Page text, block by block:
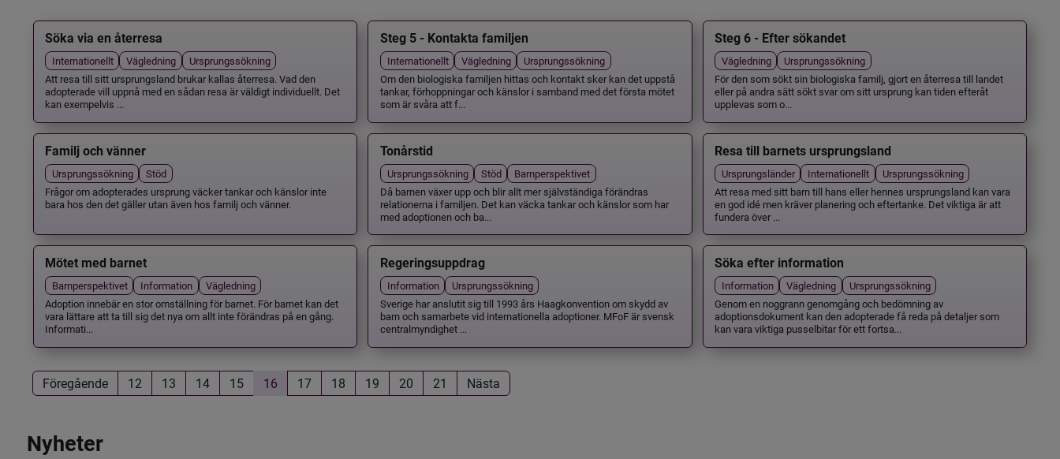
Söka via en återresa
Internationellt Vägledning
Ursprungssökning
Att resa till sitt ursprungsland brukar kallas återresa. Vad den
adopterade vill uppnå med en sådan resa är väldigt individuellt. Det
kan exempelvis ...
Steg 5 - Kontakta familjen
Internationellt Vägledning
Ursprungssökning
Om den biologiska familjen hittas och kontakt sker kan det uppstå
tankar, förhoppningar och känslor i samband med det första mötet
som är svåra att f...
Steg 6 - Efter sökandet
Vägledning
Ursprungssökning
För den som sökt sin biologiska familj, gjort en återresa till landet
eller på andra sätt sökt svar om sitt ursprung kan tiden efteråt
upplevas som o...
Familj och vänner
Ursprungssökning
Stöd
Frågor om adopterades ursprung väcker tankar och känslor inte
bara hos den det gäller utan även hos familj och vänner.
Tonårstid
Ursprungssökning Stöd
Barnperspektivet
Då barnen växer upp och blir allt mer självständiga förändras
relationerna i familjen. Det kan väcka tankar och känslor som har
med adoptionen och ba...
Resa till barnets ursprungsland
Ursprungsländer Internationellt
Ursprungssökning
Att resa med sitt barn till hans eller hennes ursprungsland kan vara
en god idé men kräver planering och eftertanke. Det viktiga är att
fundera över ...
Mötet med barnet
Barnperspektivet Information
Vägledning
Adoption innebär en stor omställning för barnet. För barnet kan det
vara lättare att ta till sig det nya om allt inte förändras på en gång.
Informati...
Regeringsuppdrag
Information
Ursprungssökning
Sverige har anslutit sig till 1993 års Haagkonvention om skydd av
barn och samarbete vid internationella adoptioner. MFoF är svensk
centralmyndighet ...
Söka efter information
Information Vägledning
Ursprungssökning
Genom en noggrann genomgång och bedömning av
adoptionsdokument kan den adopterade få reda på detaljer som
kan vara viktiga pusselbitar för ett fortsa...
Föregående 12 13 14 15 16 17 18 19 20 21 Nästa
Nyheter